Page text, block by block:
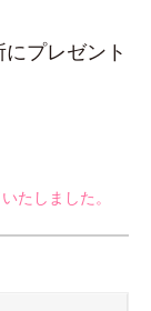
プレゼント
たしました。